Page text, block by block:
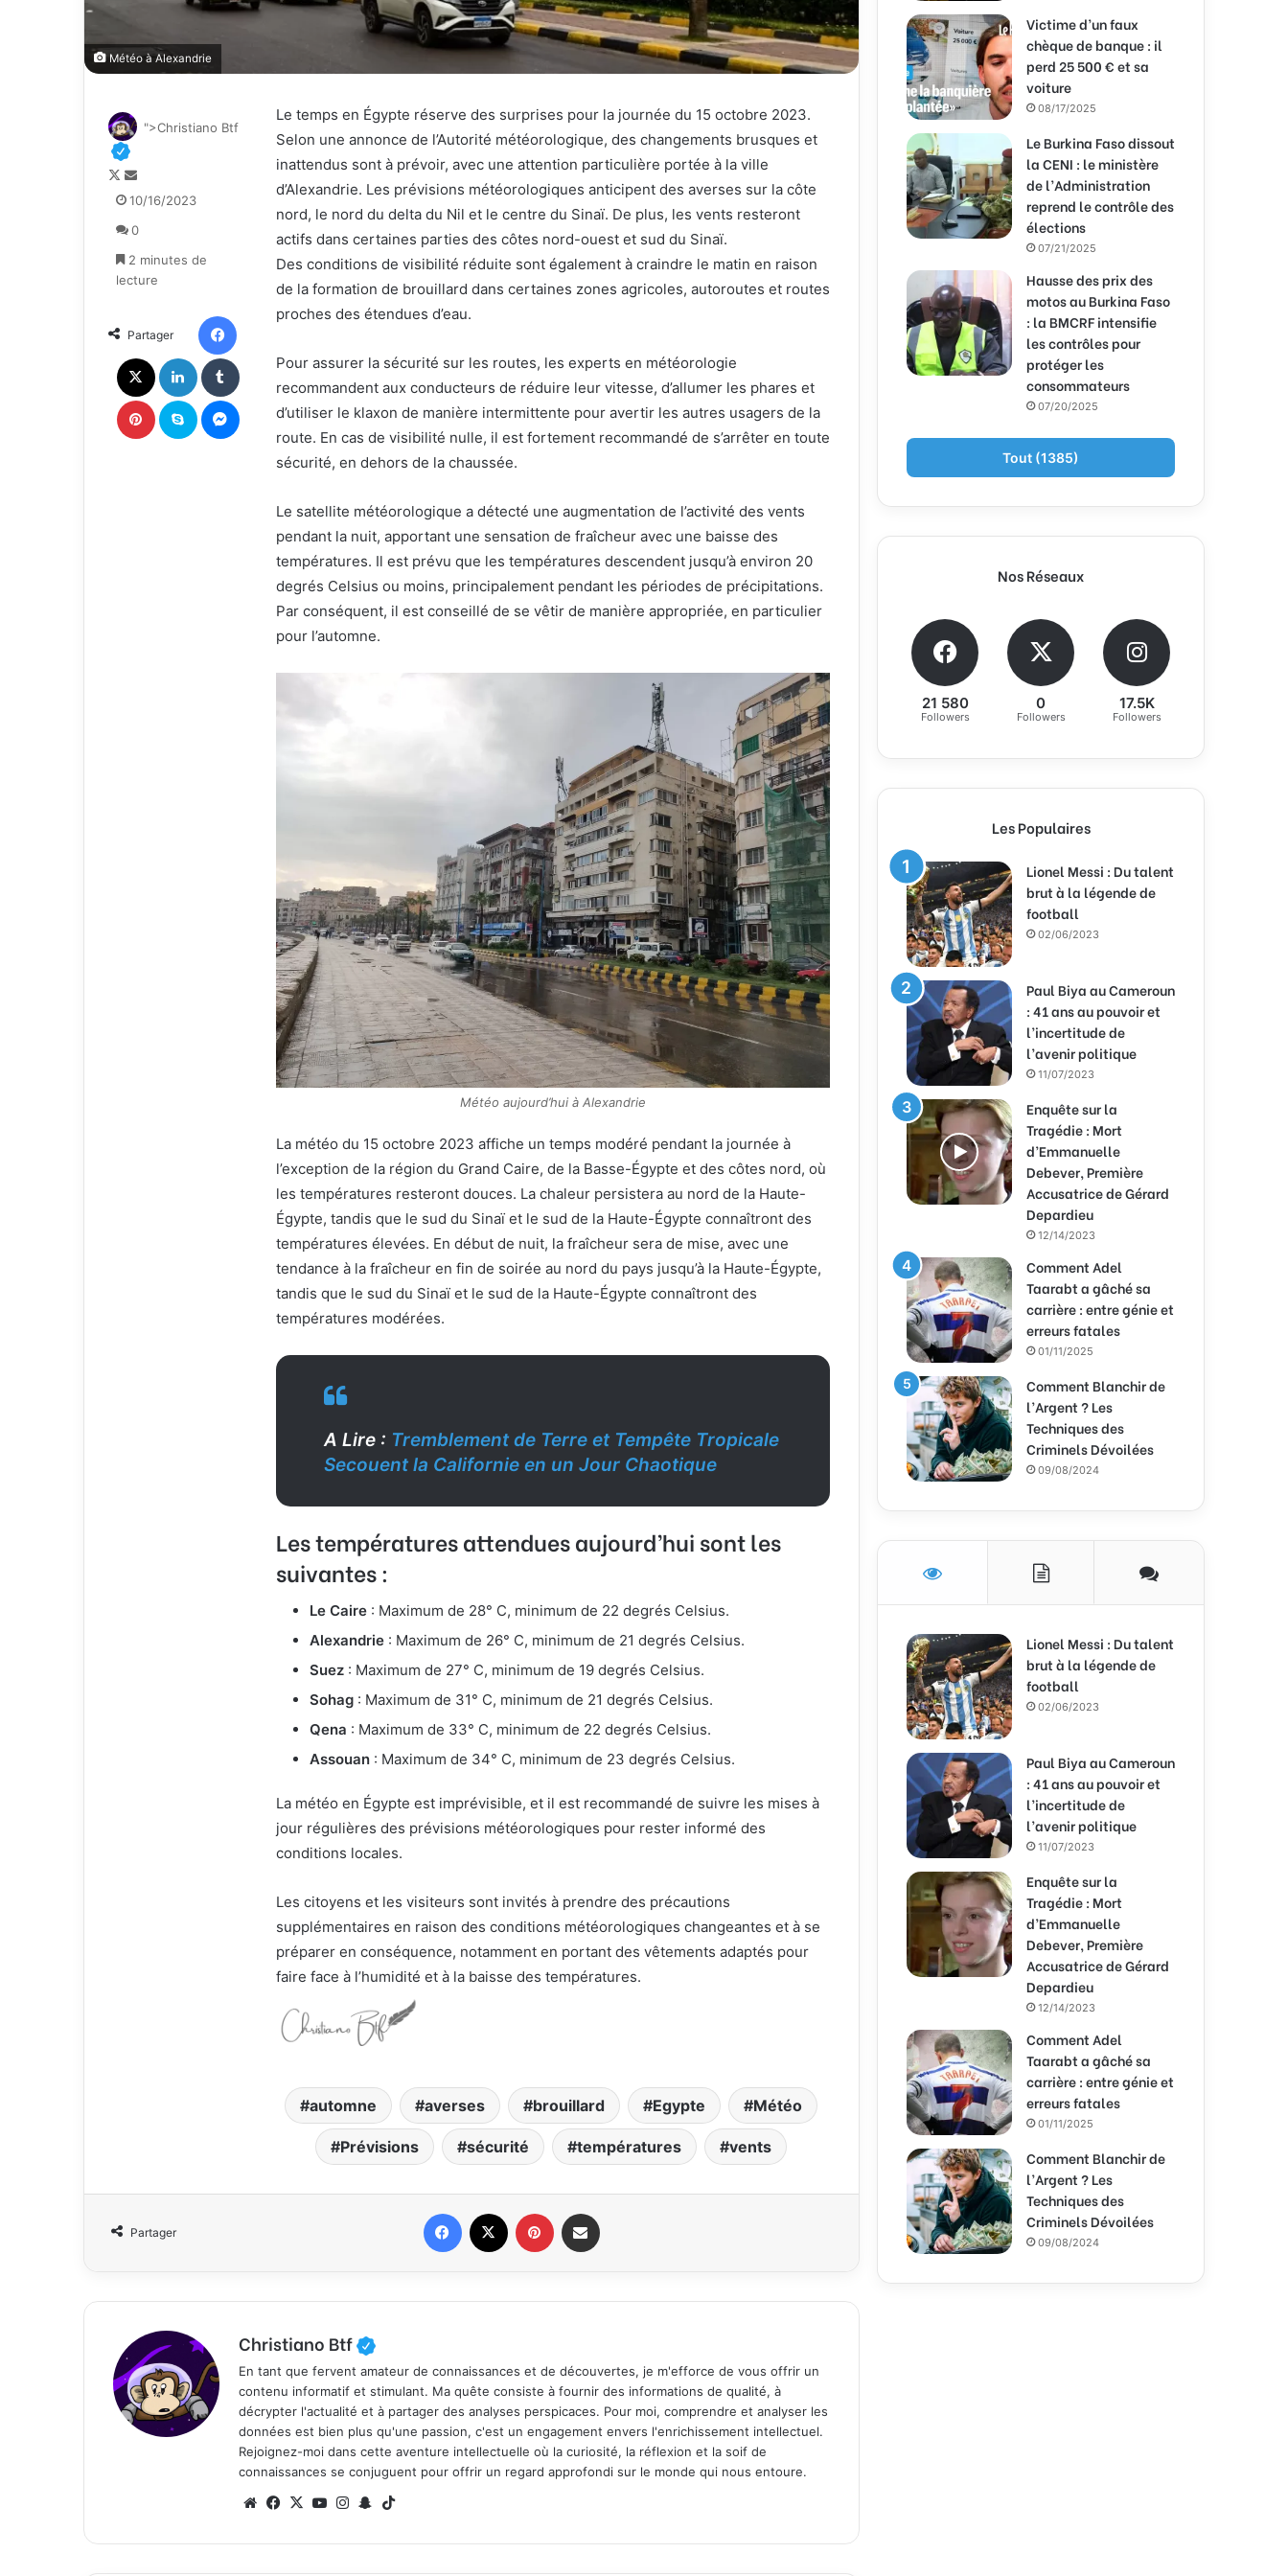
Météo à Alexandrie
Le temps en Égypte réserve des surprises pour la journée du 15 octobre 2023.
Selon une annonce de l’Autorité météorologique, des changements brusques et
inattendus sont à prévoir, avec une attention particulière portée à la ville
d’Alexandrie. Les prévisions météorologiques anticipent des averses sur la côte
nord, le nord du delta du Nil et le centre du Sinaï. De plus, les vents resteront
actifs dans certaines parties des côtes nord-ouest et sud du Sinaï.
Des conditions de visibilité réduite sont également à craindre le matin en raison
de la formation de brouillard dans certaines zones agricoles, autoroutes et routes
proches des étendues d’eau.
Pour assurer la sécurité sur les routes, les experts en météorologie
recommandent aux conducteurs de réduire leur vitesse, d’allumer les phares et
d’utiliser le klaxon de manière intermittente pour avertir les autres usagers de la
route. En cas de visibilité nulle, il est fortement recommandé de s’arrêter en toute
sécurité, en dehors de la chaussée.
Le satellite météorologique a détecté une augmentation de l’activité des vents
pendant la nuit, apportant une sensation de fraîcheur avec une baisse des
températures. Il est prévu que les températures descendent jusqu’à environ 20
degrés Celsius ou moins, principalement pendant les périodes de précipitations.
Par conséquent, il est conseillé de se vêtir de manière appropriée, en particulier
pour l’automne.
Météo aujourd’hui à Alexandrie
La météo du 15 octobre 2023 affiche un temps modéré pendant la journée à
l’exception de la région du Grand Caire, de la Basse-Égypte et des côtes nord, où
les températures resteront douces. La chaleur persistera au nord de la Haute-
Égypte, tandis que le sud du Sinaï et le sud de la Haute-Égypte connaîtront des
températures élevées. En début de nuit, la fraîcheur sera de mise, avec une
tendance à la fraîcheur en fin de soirée au nord du pays jusqu’à la Haute-Égypte,
tandis que le sud du Sinaï et le sud de la Haute-Égypte connaîtront des
températures modérées.
A Lire : Tremblement de Terre et Tempête Tropicale
Secouent la Californie en un Jour Chaotique
Les températures attendues aujourd’hui sont les
suivantes :
Le Caire : Maximum de 28° C, minimum de 22 degrés Celsius.
Alexandrie : Maximum de 26° C, minimum de 21 degrés Celsius.
Suez : Maximum de 27° C, minimum de 19 degrés Celsius.
Sohag : Maximum de 31° C, minimum de 21 degrés Celsius.
Qena : Maximum de 33° C, minimum de 22 degrés Celsius.
Assouan : Maximum de 34° C, minimum de 23 degrés Celsius.
La météo en Égypte est imprévisible, et il est recommandé de suivre les mises à
jour régulières des prévisions météorologiques pour rester informé des
conditions locales.
Les citoyens et les visiteurs sont invités à prendre des précautions
supplémentaires en raison des conditions météorologiques changeantes et à se
préparer en conséquence, notamment en portant des vêtements adaptés pour
faire face à l’humidité et à la baisse des températures.
automne averses brouillard Egypte Météo
Prévisions sécurité températures vents
">Christiano Btf
F
o
l
o
w
X
n
o
y
e
n
c
o
u
r
r
10/16/2023
0
2 minutes de
lecture
Partager
Partager
Christiano Btf
En tant que fervent amateur de connaissances et de découvertes, je m'efforce de vous offrir un
contenu informatif et stimulant. Ma quête consiste à fournir des informations de qualité, à
décrypter l'actualité et à partager des analyses perspicaces. Pour moi, comprendre et analyser les
données est bien plus qu'une passion, c'est un engagement envers l'enrichissement intellectuel.
Rejoignez-moi dans cette aventure intellectuelle où la curiosité, la réflexion et la soif de
connaissances se conjuguent pour offrir un regard approfondi sur le monde qui nous entoure.
We
te
Fa
bo
ok
X
Yo
ub
e
Ins
ra
m
Sn
ch
at
k
Victime d’un faux
chèque de banque : il
perd 25 500 € et sa
voiture
08/17/2025
Le Burkina Faso dissout
la CENI : le ministère
de l’Administration
reprend le contrôle des
élections
07/21/2025
Hausse des prix des
motos au Burkina Faso
: la BMCRF intensifie
les contrôles pour
protéger les
consommateurs
07/20/2025
Tout (1385)
Nos Réseaux
21 580
Followers
0
Followers
17.5K
Followers
Les Populaires
Lionel Messi : Du talent
brut à la légende de
football
02/06/2023
Paul Biya au Cameroun
: 41 ans au pouvoir et
l’incertitude de
l’avenir politique
11/07/2023
Enquête sur la
Tragédie : Mort
d’Emmanuelle
Debever, Première
Accusatrice de Gérard
Depardieu
12/14/2023
Comment Adel
Taarabt a gâché sa
carrière : entre génie et
erreurs fatales
01/11/2025
Comment Blanchir de
l’Argent ? Les
Techniques des
Criminels Dévoilées
09/08/2024
Lionel Messi : Du talent
brut à la légende de
football
02/06/2023
Paul Biya au Cameroun
: 41 ans au pouvoir et
l’incertitude de
l’avenir politique
11/07/2023
Enquête sur la
Tragédie : Mort
d’Emmanuelle
Debever, Première
Accusatrice de Gérard
Depardieu
12/14/2023
Comment Adel
Taarabt a gâché sa
carrière : entre génie et
erreurs fatales
01/11/2025
Comment Blanchir de
l’Argent ? Les
Techniques des
Criminels Dévoilées
09/08/2024